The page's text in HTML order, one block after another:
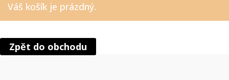
Váš košík je prázdný.
Zpět do obchodu